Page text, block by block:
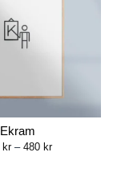
Ekram
kr – 480 krPrice